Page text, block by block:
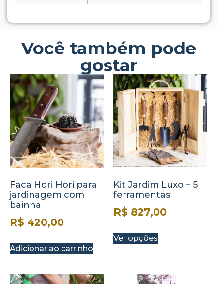
Você também pode
gostar
Faca Hori Hori para
jardinagem com
bainha
R$ 420,00
Adicionar ao carrinho
Kit Jardim Luxo – 5
ferramentas
R$ 827,00
Ver opções